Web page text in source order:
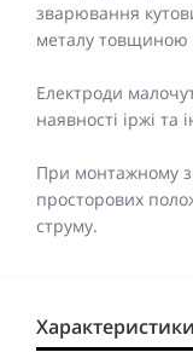
зварювання
металу товщиною
Електроди
наявності іржі
При монтажному
просторових
струму.
Характеристики